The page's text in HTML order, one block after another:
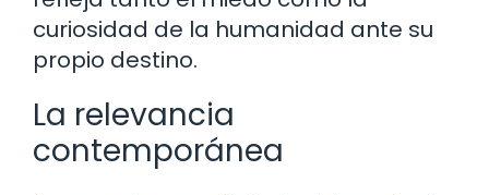
curiosidad de la humanidad ante su
propio destino.
La relevancia
contemporánea